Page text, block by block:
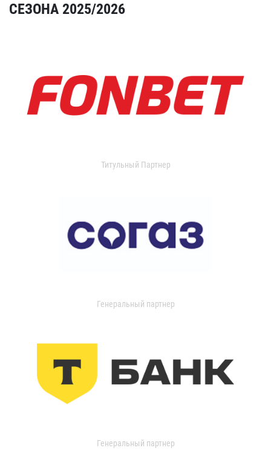
СЕЗОНА 2025/2026
Титульный Партнер
Генеральный партнер
Генеральный партнер